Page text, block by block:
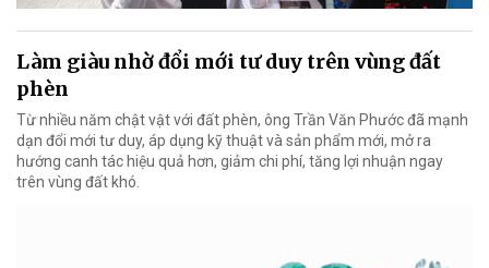
Làm giàu nhờ đổi mới tư duy trên vùng đất
phèn
Từ nhiều năm chật vật với đất phèn, ông Trần Văn Phước đã mạnh
dạn đổi mới tư duy, áp dụng kỹ thuật và sản phẩm mới, mở ra
hướng canh tác hiệu quả hơn, giảm chi phí, tăng lợi nhuận ngay
trên vùng đất khó.